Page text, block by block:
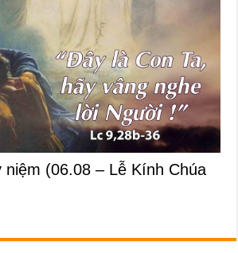
niệm (06.08 – Lễ Kính Chúa